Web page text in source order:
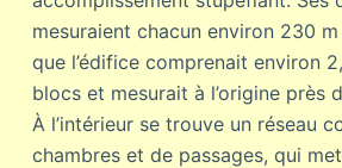
mesuraient chacun environ 230
que l’édifice comprenait environ
blocs et mesurait à l’origine près
À l’intérieur se trouve un réseau
chambres et de passages, qui